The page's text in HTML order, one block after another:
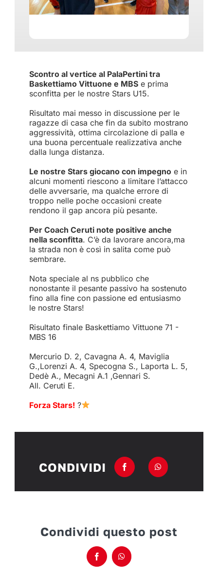
Scontro al vertice al PalaPertini tra
Baskettiamo Vittuone e MBS e prima
sconfitta per le nostre Stars U15.
Risultato mai messo in discussione per le
ragazze di casa che fin da subito mostrano
aggressività, ottima circolazione di palla e
una buona percentuale realizzativa anche
dalla lunga distanza.
Le nostre Stars giocano con impegno e in
alcuni momenti riescono a limitare l’attacco
delle avversarie, ma qualche errore di
troppo nelle poche occasioni create
rendono il gap ancora più pesante.
Per Coach Ceruti note positive anche
nella sconfitta. C’è da lavorare ancora,ma
la strada non è così in salita come può
sembrare.
Nota speciale al ns pubblico che
nonostante il pesante passivo ha sostenuto
fino alla fine con passione ed entusiasmo
le nostre Stars!
Risultato finale Baskettiamo Vittuone 71 -
MBS 16
Mercurio D. 2, Cavagna A. 4, Maviglia
G.,Lorenzi A. 4, Specogna S., Laporta L. 5,
Dedè A., Mecagni A.1 ,Gennari S.
All. Ceruti E.
Forza Stars! ?
CONDIVIDI
Condividi questo post
FacebookWhatsApp